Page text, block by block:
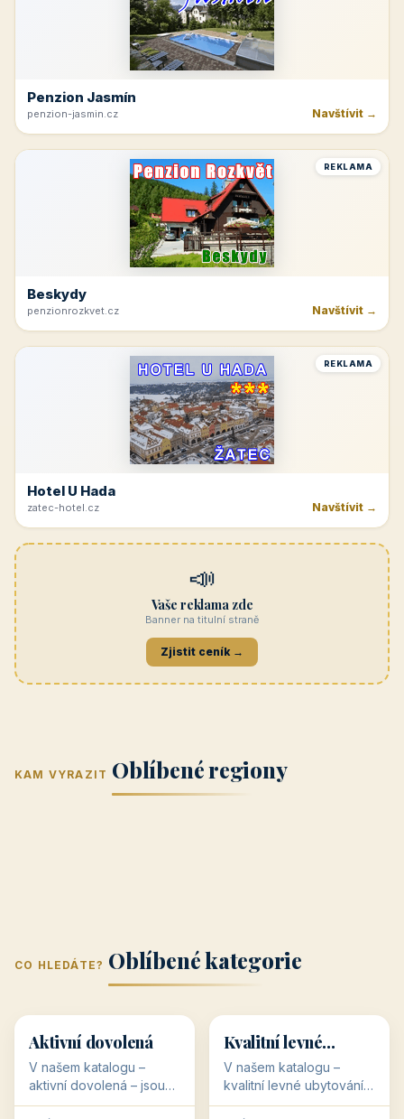
Penzion Jasmín
penzion-jasmin.cz Navštívit →
REKLAMA
Beskydy
penzionrozkvet.cz Navštívit →
REKLAMA
Hotel U Hada
zatec-hotel.cz Navštívit →
📣
Vaše reklama zde
Banner na titulní straně
Zjistit ceník →
KAM VYRAZIT Oblíbené regiony
(Jihomoravský
kraj)
kraj)
Zlínský kraj Žilinský
Karlovarský
Střední Čechy
(Středočeský
CO HLEDÁTE? Oblíbené kategorie
🥾 36 objektů
Aktivní dovolená
V našem katalogu –
aktivní dovolená – jsou
pro Vás připraveny
💰
💰
34 objektů
Kvalitní levné
ubytování
V našem katalogu –
kvalitní levné ubytování –
jsou pro Vás připraveny